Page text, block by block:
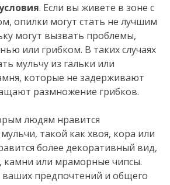
. Если вы живете в зоне с
опилки могут стать не лучшим
могут вызвать проблемы,
или грибком. В таких случаях
мульчу из гальки или
которые не задерживают
размножение грибков.
людям нравится
такой как хвоя, кора или
более декоративный вид,
камни или мраморные чипсы.
ваших предпочтений и общего